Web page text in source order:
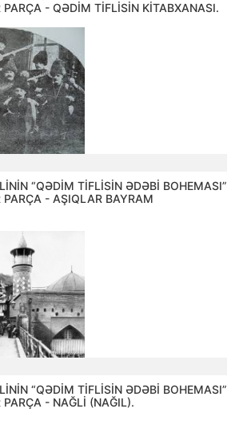
- QƏDİM TİFLİSİN KİTABXANASI.
“QƏDİM TİFLİSİN ƏDƏBİ BOHEMASI”
- AŞIQLAR BAYRAM
“QƏDİM TİFLİSİN ƏDƏBİ BOHEMASI”
- NAĞLİ (NAĞIL).